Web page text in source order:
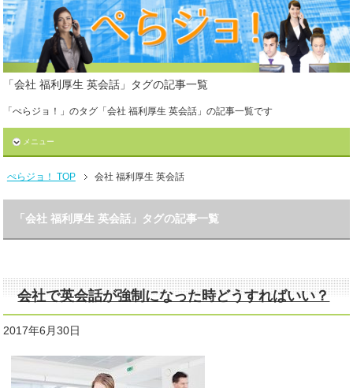
「会社 福利厚生 英会話」タグの記事一覧
「ぺらジョ！」のタグ「会社 福利厚生 英会話」の記事一覧です
メニュー
ぺらジョ！ TOP 会社 福利厚生 英会話
「会社 福利厚生 英会話」タグの記事一覧
会社で英会話が強制になった時どうすればいい？
2017年6月30日